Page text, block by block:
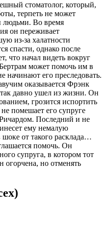
стоматолог, который,
терпеть не может
людьми. Во время
он переживает
из-за халатности
спасти, однако после
что начал видеть вокруг
может помочь им в
начинают его преследовать.
оказывается Фрэнк
давно ушел из жизни. Он
грозится испортить
помешает его супруге
Последний и не
ему немалую
от такого расклада…
помочь. Он
супруга, в котором тот
огорчена, но отменять